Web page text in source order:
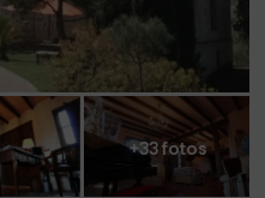
+33 fotos